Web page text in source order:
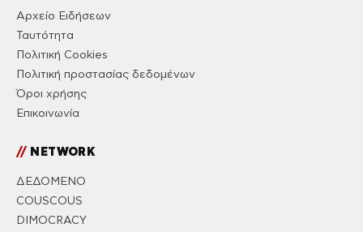
Αρχείο Ειδήσεων
Ταυτότητα
Πολιτική Cookies
Πολιτική προστασίας δεδομένων
Όροι χρήσης
Επικοινωνία
//NETWORK
ΔΕΔΟΜΕΝΟ
COUSCOUS
DIMOCRACY